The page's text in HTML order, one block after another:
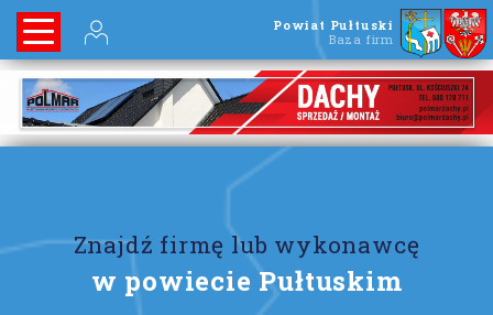
Powiat Pułtuski
Baza firm
Znajdź firmę lub wykonawcę
w powiecie Pułtuskim